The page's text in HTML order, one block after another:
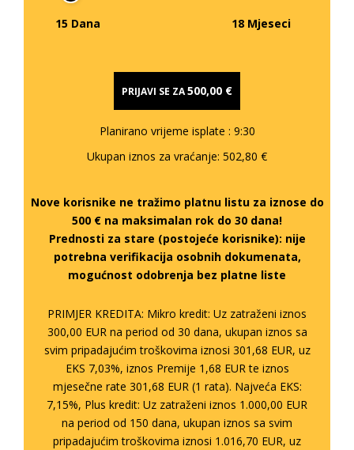
15 Dana 18 Mjeseci
PRIJAVI SE ZA500,00 €
Planirano vrijeme isplate : 9:30
Ukupan iznos za vraćanje: 502,80 €
Nove korisnike ne tražimo platnu listu za iznose do
500 € na maksimalan rok do 30 dana!
Prednosti za stare (postojeće korisnike): nije
potrebna verifikacija osobnih dokumenata,
mogućnost odobrenja bez platne liste
PRIMJER KREDITA: Mikro kredit: Uz zatraženi iznos
300,00 EUR na period od 30 dana, ukupan iznos sa
svim pripadajućim troškovima iznosi 301,68 EUR, uz
EKS 7,03%, iznos Premije 1,68 EUR te iznos
mjesečne rate 301,68 EUR (1 rata). Najveća EKS:
7,15%, Plus kredit: Uz zatraženi iznos 1.000,00 EUR
na period od 150 dana, ukupan iznos sa svim
pripadajućim troškovima iznosi 1.016,70 EUR, uz